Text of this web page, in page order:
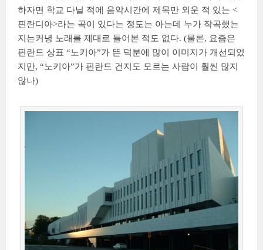
하자면 학교 다닐 적에 음악시간에 제목만 외운 적 있는 <
핀란디아>라는 곡이 있다는 정도는 아는데 누가 작곡했는
지는커녕 노래를 제대로 들어본 적도 없다. (물론, 요즘은
핀란드 상표 “노키아”가 뜬 덕분에 많이 이미지가 개선되었
지만, “노키아”가 핀란드 건지도 모르는 사람이 훨씬 많지
않나)